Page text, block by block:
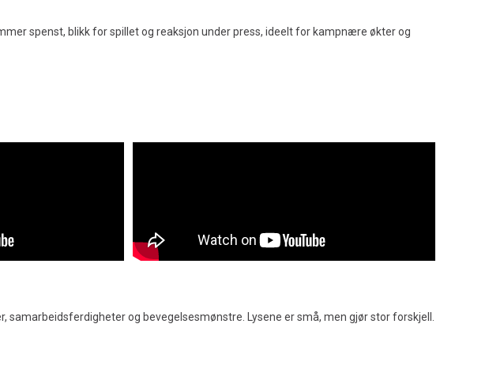
spenst, blikk for spillet og reaksjon under press, ideelt for kampnære økter og
samarbeidsferdigheter og bevegelsesmønstre. Lysene er små, men gjør stor forskjell.